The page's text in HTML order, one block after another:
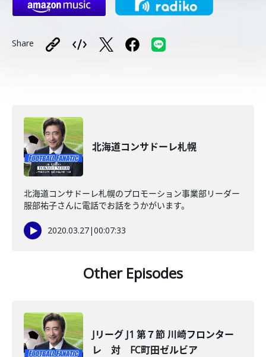
Share
北海道コンサドーレ札幌
北海道コンサドーレ札幌のプロモーション事業部リーダー
服部祐子さんに電話でお話をうかがいます。
2020.03.27|00:07:33
Other Episodes
Jリーグ J1 第７節 川崎フロンター
レ 対 FC町田ゼルビア